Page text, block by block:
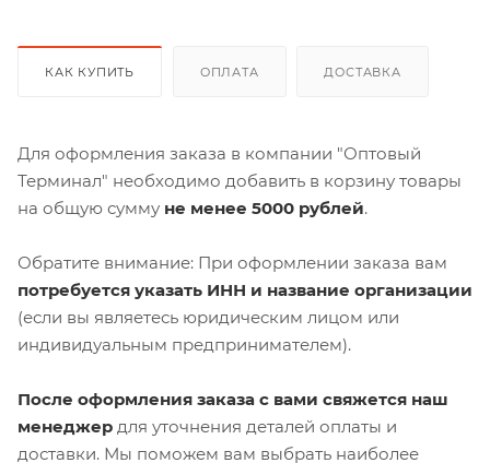
КАК КУПИТЬ ОПЛАТА ДОСТАВКА
Для оформления заказа в компании "Оптовый
Терминал" необходимо добавить в корзину товары
на общую сумму не менее 5000 рублей.
Обратите внимание: При оформлении заказа вам
потребуется указать ИНН и название организации
(если вы являетесь юридическим лицом или
индивидуальным предпринимателем).
После оформления заказа с вами свяжется наш
менеджер для уточнения деталей оплаты и
доставки. Мы поможем вам выбрать наиболее